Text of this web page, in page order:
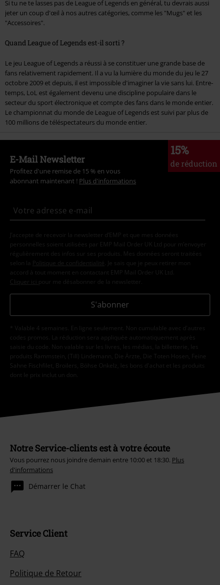
Si tu ne te lasses pas de League of Legends en général, tu devrais aussi
jeter un coup d'œil à nos autres catégories, comme les "Mugs" et les
"Accessoires".
Quand League of Legends est-il sorti ?
Le jeu League of Legends a réussi à se constituer une grande base de
fans relativement rapidement. Il a vu la lumière du monde du jeu le 27
octobre 2009 et depuis, il est impossible d'imaginer la vie sans lui. Entre-
temps, LoL est également devenu une discipline populaire dans le
secteur du sport électronique et compte des fans dans le monde entier.
Le championnat du monde de League of Legends est suivi par plus de
100 millions de téléspectateurs du monde entier.
15%
de réduction
E-Mail Newsletter
Profitez d'une remise de 15 % en vous
abonnant maintenant ! Plus d'informations
J’accepte de recevoir la newsletter d’EMP et que mes données
personnelles soient utilisées par EMP Mail Order UK Ltd pour m’envoyer
régulièrement des infos sur ses produits. Mes données seront traitées
selon la
Politique de confidentialité . Je sais que je peux retirer mon
accord à tout moment en contactant EMP Mail Order UK Ltd.
Cliquer ici pour me désabonner de la newsletter.
S'abonner
* Valable 4 semaines. En ligne seulement. Non cumulable avec d'autres
codes promos. La réduction sera appliquée automatiquement après
saisie du code. Non valable sur les livres, les médias, la billetterie, les
produits Rammstein, (Till) Lindemann, Die Ärzte, Die Toten Hosen, Feine
Sahne Fischfilet, Broilers, Böhse Onkelz, les bons d'achat et les produits
dont le prix inclut un don.
Notre Service-clients est à votre écoute
Vous pourrez nous joindre demain entre 10:00 et 18:30. Plus
d'informations
Démarrer le Chat
Service Client
FAQ
Politique de Retour